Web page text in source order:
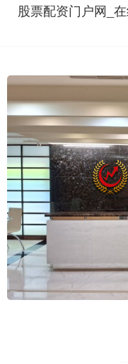
股票配资门户网_